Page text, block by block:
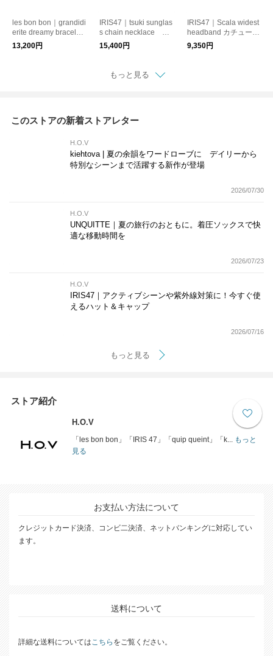
les bon bon｜grandidi
erite dreamy bracelet
ブレスレット 天然
石 パール
13,200円
IRIS47｜tsuki sunglas
s chain necklace ネ
ックレス サングラス
チェーン 月モチーフ
15,400円
IRIS47｜Scala widest
headband カチューシ
ャ ベロア
9,350円
もっと見る
このストアの新着ストアレター
H.O.V
kiehtova | 夏の余韻をワードローブに デイリーから
特別なシーンまで活躍する新作が登場
2026/07/30
H.O.V
UNQUITTE｜夏の旅行のおともに。着圧ソックスで快
適な移動時間を
2026/07/23
H.O.V
IRIS47｜アクティブシーンや紫外線対策に！今すぐ使
えるハット＆キャップ
2026/07/16
もっと見る
ストア紹介
H.O.V
「les bon bon」「IRIS 47」「quip queint」「k...
もっと
見る
お支払い方法について
クレジットカード決済、コンビ二決済、ネットバンキングに対応してい
ます。